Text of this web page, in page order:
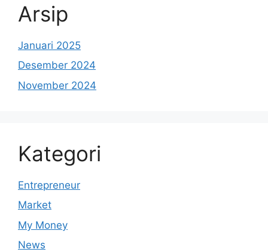
Arsip
Januari 2025
Desember 2024
November 2024
Kategori
Entrepreneur
Market
My Money
News